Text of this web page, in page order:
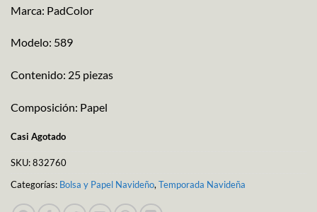
Marca: PadColor
Modelo: 589
Contenido: 25 piezas
Composición: Papel
Casi Agotado
SKU:832760
Categorías: Bolsa y Papel Navideño, Temporada Navideña